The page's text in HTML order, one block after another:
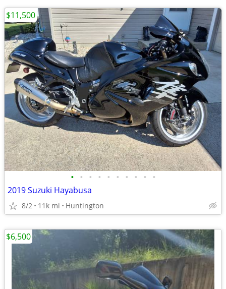
• • • • • • • • • •
2019 Suzuki Hayabusa
8/2 11k mi Huntington
$11,500
$6,500